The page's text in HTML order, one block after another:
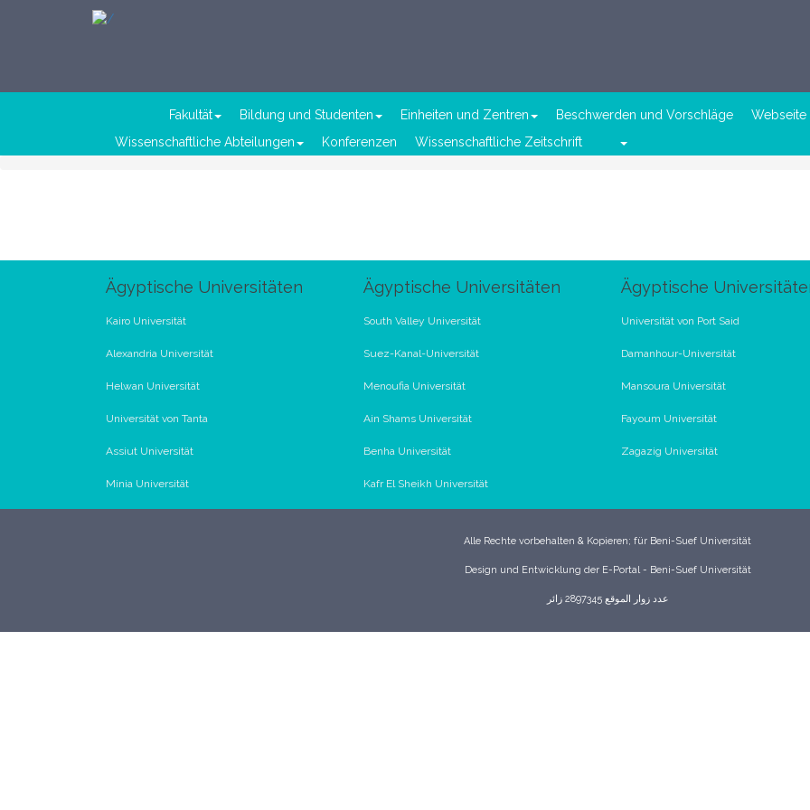
Fakultät Bildung und Studenten Einheiten und Zentren Beschwerden und Vorschläge Webseite
Wissenschaftliche Abteilungen
Konferenzen Wissenschaftliche Zeitschrift
Ägyptische Universitäten
Kairo Universität
Alexandria Universität
Helwan Universität
Universität von Tanta
Assiut Universität
Minia Universität
Ägyptische Universitäten
South Valley Universität
Suez-Kanal-Universität
Menoufia Universität
Ain Shams Universität
Benha Universität
Kafr El Sheikh Universität
Ägyptische
Universität von Port Said
Damanhour-Universität
Mansoura Universität
Fayoum Universität
Zagazig Universität
Alle Rechte vorbehalten & Kopieren; für Beni-Suef Universität
Design und Entwicklung der E-Portal - Beni-Suef Universität
عدد زوار الموقع 2897345 زائر